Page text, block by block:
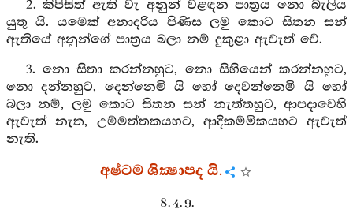
2. කිපිසිත් ඇති වැ අනුන් වළඳන පාත්‍රය නො බැලිය
යුතු යි. යමෙක් අනාදරිය පිණිස ලමු කොට සිතන සන්
ඇතියේ අනුන්ගේ පාත්‍රය බලා නම් දුකුළා ඇවැත් වේ.
3. නො සිතා කරන්නහුට, නො සිහියෙන් කරන්නහුට,
නො දන්නහුට, දෙන්නෙමි යි හෝ දෙවන්නෙමි යි හෝ
බලා නම්, ලමු කොට සිතන සන් නැත්තහුට, ආපදාවෙහි
ඇවැත් නැත, උම්මත්තකයහට, ආදිකම්මිකයහට ඇවැත්
නැති.
අෂ්ටම ශික්‍ෂාපද යි.
8. 4. 9.